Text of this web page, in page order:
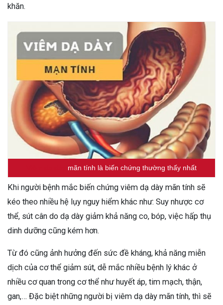
khăn.
mãn tính là biến chứng thường thấy nhất
Khi người bệnh mắc biến chứng viêm dạ dày mãn tính sẽ
kéo theo nhiều hệ lụy nguy hiểm khác như: Suy nhược cơ
thể, sút cân do dạ dày giảm khả năng co, bóp, việc hấp thụ
dinh dưỡng cũng kém hơn.
Từ đó cũng ảnh hưởng đến sức đề kháng, khả năng miễn
dịch của cơ thể giảm sút, dễ mắc nhiều bệnh lý khác ở
nhiều cơ quan trong cơ thể như huyết áp, tim mạch, thận,
gan,… Đặc biệt những người bị viêm dạ dày mãn tính, thì sẽ